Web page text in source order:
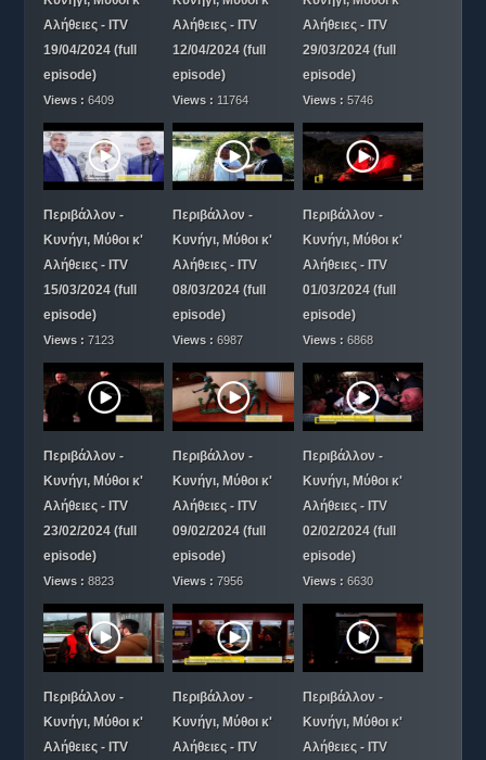
Αλήθειες - ITV
19/04/2024 (full
episode)
Views : 6409
Αλήθειες - ITV
12/04/2024 (full
episode)
Views : 11764
Αλήθειες - ITV
29/03/2024 (full
episode)
Views : 5746
Περιβάλλον -
Κυνήγι, Μύθοι κ'
Αλήθειες - ITV
15/03/2024 (full
episode)
Views : 7123
Περιβάλλον -
Κυνήγι, Μύθοι κ'
Αλήθειες - ITV
08/03/2024 (full
episode)
Views :6987
Περιβάλλον -
Κυνήγι, Μύθοι κ'
Αλήθειες - ITV
01/03/2024 (full
episode)
Views : 6868
Περιβάλλον -
Κυνήγι, Μύθοι κ'
Αλήθειες - ITV
23/02/2024 (full
episode)
Views : 8823
Περιβάλλον -
Κυνήγι, Μύθοι κ'
Αλήθειες - ITV
09/02/2024 (full
episode)
Views :7956
Περιβάλλον -
Κυνήγι, Μύθοι κ'
Αλήθειες - ITV
02/02/2024 (full
episode)
Views : 6630
Περιβάλλον -
Κυνήγι, Μύθοι κ'
Αλήθειες - ITV
Περιβάλλον -
Κυνήγι, Μύθοι κ'
Αλήθειες - ITV
Περιβάλλον -
Κυνήγι, Μύθοι κ'
Αλήθειες - ITV